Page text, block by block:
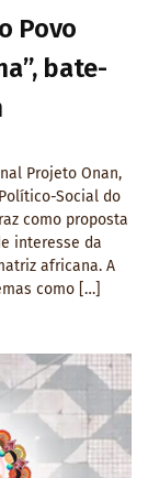
Povo
bate-
Projeto Onan,
Social do
como proposta
interesse da
africana. A
como […]